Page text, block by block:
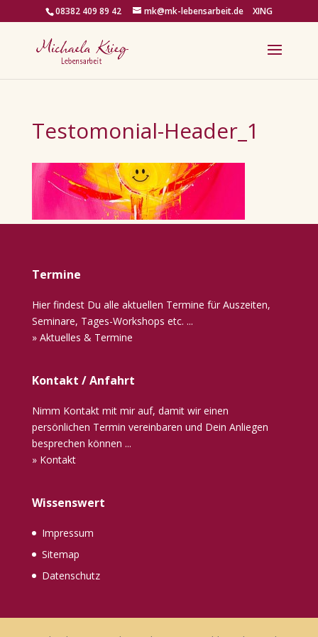
08382 409 89 42 mk@mk-lebensarbeit.de XING
Testomonial-Header_1
Termine
Hier findest Du alle aktuellen Termine für Auszeiten,
Seminare, Tages-Workshops etc. ...
» Aktuelles & Termine
Kontakt / Anfahrt
Nimm Kontakt mit mir auf, damit wir einen
persönlichen Termin vereinbaren und Dein Anliegen
besprechen können ...
» Kontakt
Wissenswert
Impressum
Sitemap
Datenschutz